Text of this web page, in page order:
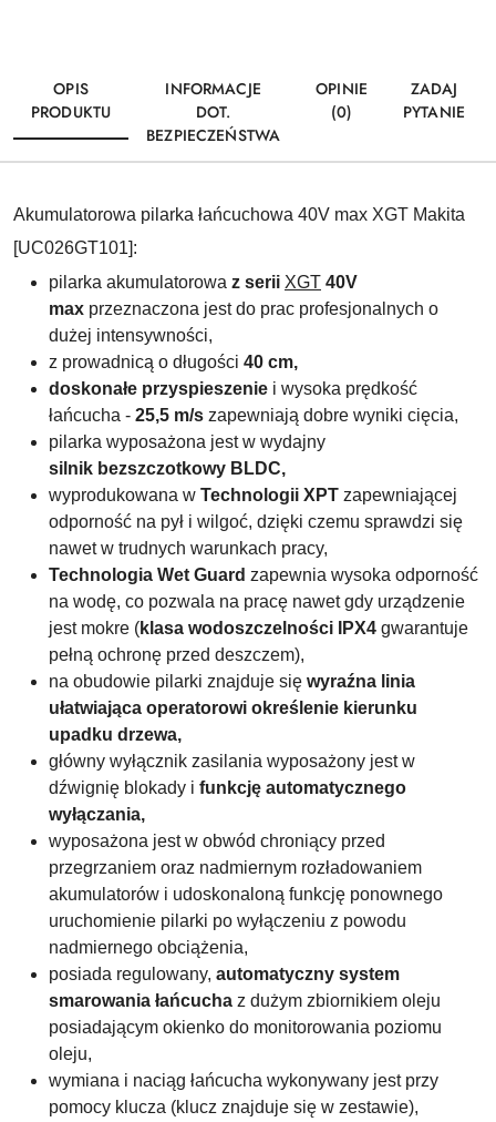
OPIS
PRODUKTU
INFORMACJE
DOT.
BEZPIECZEŃSTWA
OPINIE
(0)
ZADAJ
PYTANIE
Akumulatorowa pilarka łańcuchowa 40V max XGT Makita
[UC026GT101]:
pilarka akumulatorowa z serii XGT 40V
max przeznaczona jest do prac profesjonalnych o
dużej intensywności,
z prowadnicą o długości 40 cm,
doskonałe przyspieszenie i wysoka prędkość
łańcucha - 25,5 m/s zapewniają dobre wyniki cięcia,
pilarka wyposażona jest w wydajny
silnik bezszczotkowy BLDC,
wyprodukowana w Technologii XPT zapewniającej
odporność na pył i wilgoć, dzięki czemu sprawdzi się
nawet w trudnych warunkach pracy,
Technologia Wet Guard zapewnia wysoka odporność
na wodę, co pozwala na pracę nawet gdy urządzenie
jest mokre (klasa wodoszczelności IPX4 gwarantuje
pełną ochronę przed deszczem),
na obudowie pilarki znajduje się wyraźna linia
ułatwiająca operatorowi określenie kierunku
upadku drzewa,
główny wyłącznik zasilania wyposażony jest w
dźwignię blokady i funkcję automatycznego
wyłączania,
wyposażona jest w obwód chroniący przed
przegrzaniem oraz nadmiernym rozładowaniem
akumulatorów i udoskonaloną funkcję ponownego
uruchomienie pilarki po wyłączeniu z powodu
nadmiernego obciążenia,
posiada regulowany, automatyczny system
smarowania łańcucha z dużym zbiornikiem oleju
posiadającym okienko do monitorowania poziomu
oleju,
wymiana i naciąg łańcucha wykonywany jest przy
pomocy klucza (klucz znajduje się w zestawie),